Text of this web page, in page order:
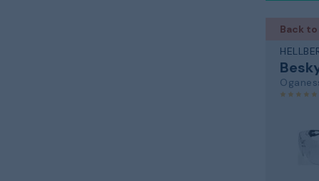
Back